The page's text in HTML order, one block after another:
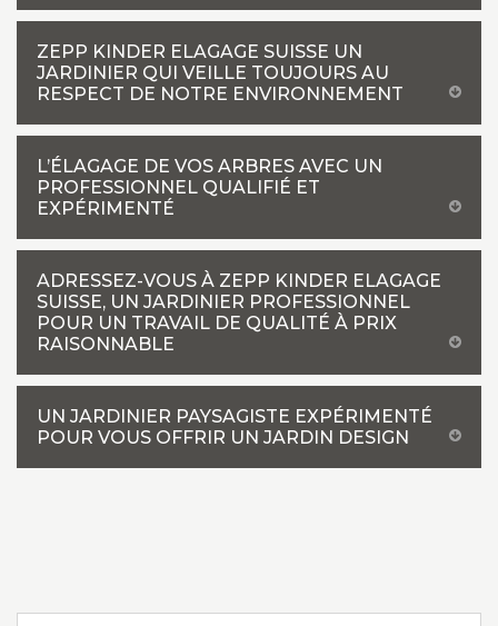
ZEPP KINDER ELAGAGE SUISSE UN
JARDINIER QUI VEILLE TOUJOURS AU
RESPECT DE NOTRE ENVIRONNEMENT
L’ÉLAGAGE DE VOS ARBRES AVEC UN
PROFESSIONNEL QUALIFIÉ ET
EXPÉRIMENTÉ
ADRESSEZ-VOUS À ZEPP KINDER ELAGAGE
SUISSE, UN JARDINIER PROFESSIONNEL
POUR UN TRAVAIL DE QUALITÉ À PRIX
RAISONNABLE
UN JARDINIER PAYSAGISTE EXPÉRIMENTÉ
POUR VOUS OFFRIR UN JARDIN DESIGN